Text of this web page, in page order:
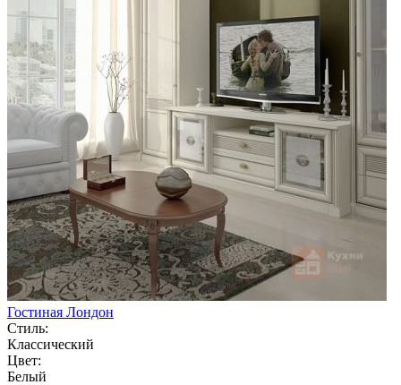
Гостиная Лондон
Стиль:
Классический
Цвет:
Белый